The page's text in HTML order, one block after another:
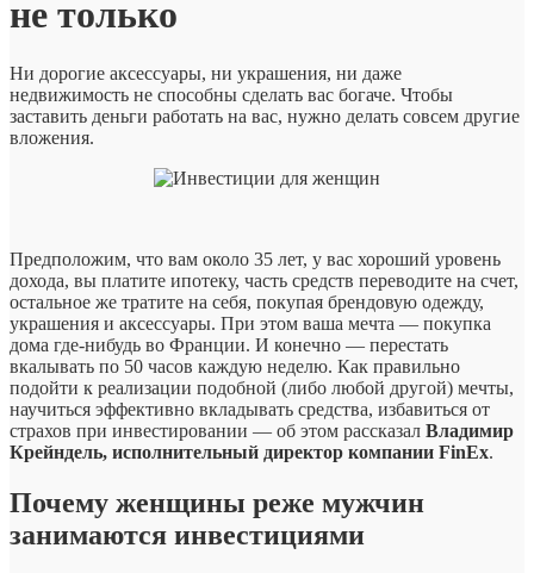
не только
Ни дорогие аксессуары, ни украшения, ни даже
недвижимость не способны сделать вас богаче. Чтобы
заставить деньги работать на вас, нужно делать совсем другие
вложения.
Предположим, что вам около 35 лет, у вас хороший уровень
дохода, вы платите ипотеку, часть средств переводите на счет,
остальное же тратите на себя, покупая брендовую одежду,
украшения и аксессуары. При этом ваша мечта — покупка
дома где-нибудь во Франции. И конечно — перестать
вкалывать по 50 часов каждую неделю. Как правильно
подойти к реализации подобной (либо любой другой) мечты,
научиться эффективно вкладывать средства, избавиться от
страхов при инвестировании — об этом рассказал Владимир
Крейндель, исполнительный директор компании FinEx.
Почему женщины реже мужчин
занимаются инвестициями